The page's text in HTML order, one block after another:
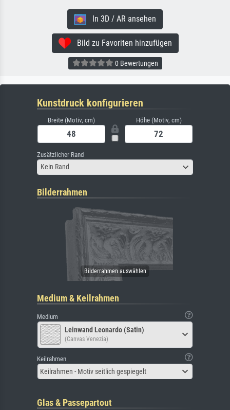
In 3D / AR ansehen
Bild zu Favoriten hinzufügen
0 Bewertungen
Kunstdruck konfigurieren
Breite (Motiv, cm) Höhe (Motiv, cm)
Zusätzlicher Rand
Kein Rand
Bilderrahmen
Medium & Keilrahmen
Medium
Leinwand Leonardo (Satin)
(Canvas Venezia)
Keilrahmen
Keilrahmen - Motiv seitlich gespiegelt
Glas & Passepartout